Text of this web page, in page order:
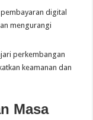
digital
mengurangi
perkembangan
keamanan dan
Masa